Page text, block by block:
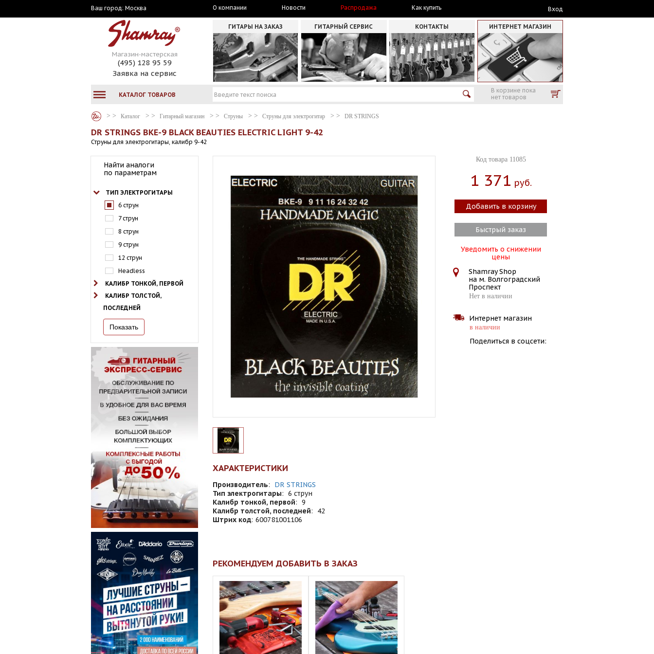
Ваш город: Москва О компании Новости Распродажа Как купить Вход
Магазин-мастерская
(495) 128 95 59
Заявка на сервис
ГИТАРЫ НА ЗАКАЗ ГИТАРНЫЙ СЕРВИС КОНТАКТЫ ИНТЕРНЕТ МАГАЗИН
КАТАЛОГ ТОВАРОВ
В корзине пока
нет товаров
Каталог Гитарный магазин Струны Струны для электрогитар DR STRINGS
DR STRINGS BKE-9 BLACK BEAUTIES ELECTRIC LIGHT 9-42
Струны для электрогитары, калибр 9-42
Найти аналоги
по параметрам
ТИП ЭЛЕКТРОГИТАРЫ
6 струн
7 струн
8 струн
9 струн
12 струн
Headless
КАЛИБР ТОНКОЙ, ПЕРВОЙ
КАЛИБР ТОЛСТОЙ,
ПОСЛЕДНЕЙ
Код товара 11085
1 371 Руб.
Добавить в корзину
Быстрый заказ
Уведомить о снижении
цены
Shamray Shop
на м. Волгоградский
Проспект
Нет в наличии
Интернет магазин
в наличии
Поделиться в соцсети:
ХАРАКТЕРИСТИКИ
Производитель:
DR STRINGS
Тип электрогитары: 6 струн
Калибр тонкой, первой: 9
Калибр толстой, последней:
42
Штрих код: 600781001106
РЕКОМЕНДУЕМ ДОБАВИТЬ В ЗАКАЗ